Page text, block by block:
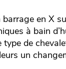
en X
à bain
type de
un